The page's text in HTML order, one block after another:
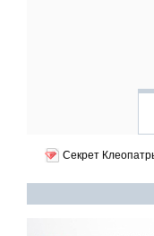
Секрет